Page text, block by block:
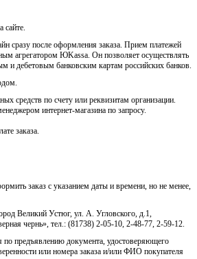
сайте.
сразу после оформления заказа. Прием платежей
агрегатором ЮKassa. Он позволяет осуществлять
и дебетовым банковским картам российских банков.
средств по счету или реквизитам организации.
интернет-магазина по запросу.
заказа.
заказ с указанием даты и времени, но не менее,
Великий Устюг, ул. А. Угловского, д.1,
чернь», тел.: (81738) 2-05-10, 2-48-77, 2-59-12.
по предъявлению документа, удостоверяющего
или номера заказа и/или ФИО покупателя